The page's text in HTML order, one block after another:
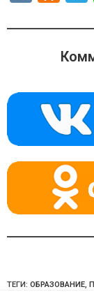
n
o
a
ss
ni
ki
ТЕГИ: ОБРАЗОВАНИЕ,